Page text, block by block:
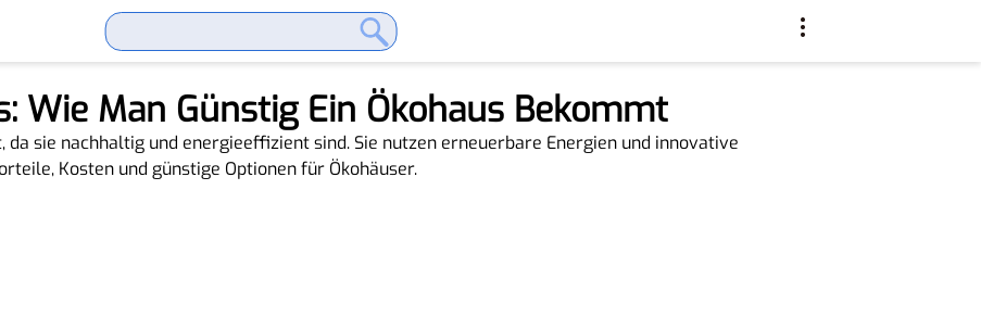
Wie Man Günstig Ein Ökohaus Bekommt
da sie nachhaltig und energieeffizient sind. Sie nutzen erneuerbare Energien und innovative
Kosten und günstige Optionen für Ökohäuser.